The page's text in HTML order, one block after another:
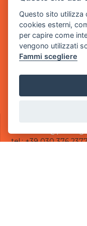
Sede Legale
via Villaggio dei
- 25014 Castenedolo,
Sede Operativa
Partita iva
tel.: +39 030 376
Questo sito utilizza
cookies esterni,
per capire come
vengono utilizzati
Fammi scegliere